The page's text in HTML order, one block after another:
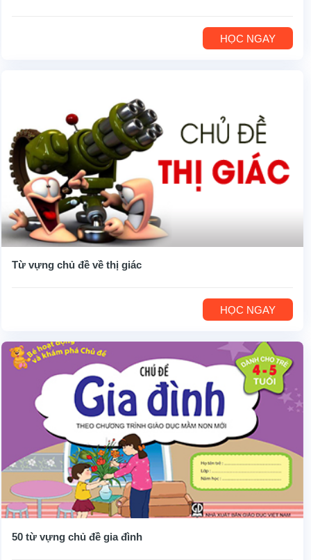
HỌC NGAY
Từ vựng chủ đề về thị giác
HỌC NGAY
50 từ vựng chủ đề gia đình